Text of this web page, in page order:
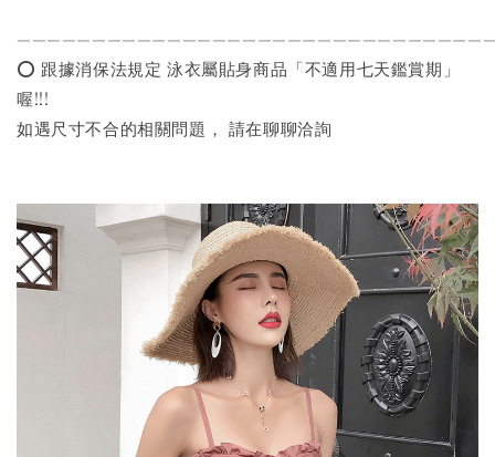
⭕️ 跟據消保法規定 泳衣屬貼身商品「不適用七天鑑賞期」
喔!!!
如遇尺寸不合的相關問題， 請在聊聊洽詢